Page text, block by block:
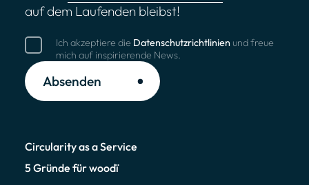
auf dem Laufenden bleibst!
Ich akzeptiere die Datenschutzrichtlinien und freue
mich auf inspirierende News.
Absenden
Circularity as a Service
5 Gründe für woodï